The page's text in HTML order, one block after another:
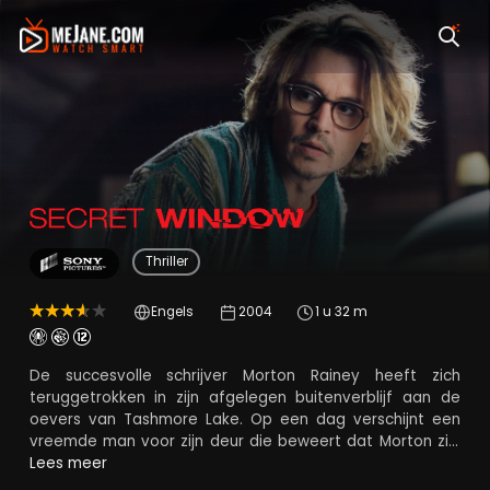
Secret Window
Thriller
Engels 2004 1 u 32 m
De succesvolle schrijver Morton Rainey heeft zich
teruggetrokken in zijn afgelegen buitenverblijf aan de
oevers van Tashmore Lake. Op een dag verschijnt een
vreemde man voor zijn deur die beweert dat Morton zijn
verhaal heeft gestolen. Zijn naam is John Shooter en hij
Lees meer